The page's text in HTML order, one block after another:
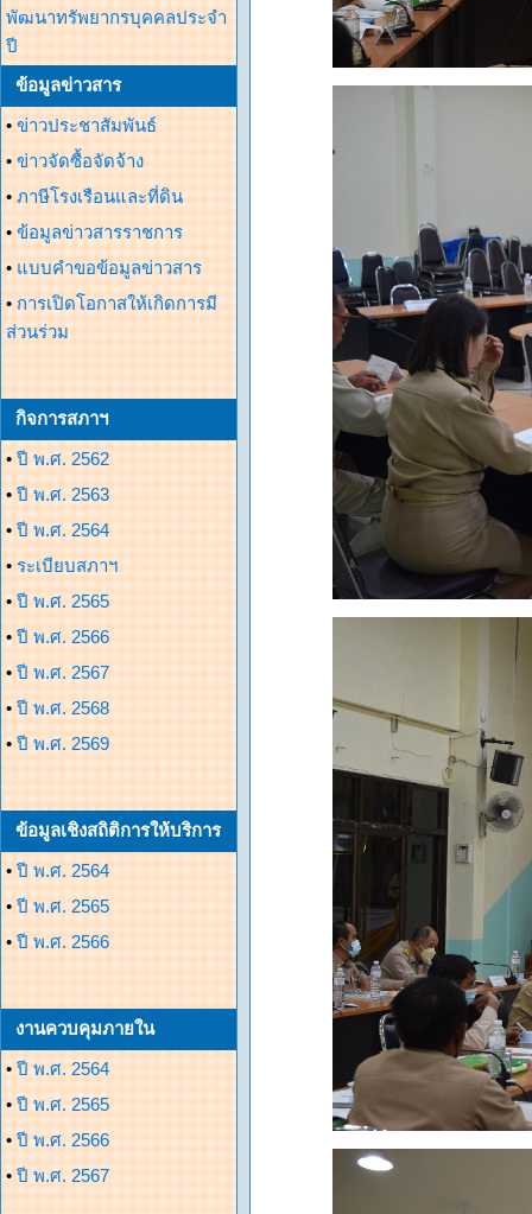
พัฒนาทรัพยากรบุคคลประจำ
ปี
ข้อมูลข่าวสาร
• ข่าวประชาสัมพันธ์
• ข่าวจัดซื้อจัดจ้าง
• ภาษีโรงเรือนและที่ดิน
• ข้อมูลข่าวสารราชการ
• แบบคำขอข้อมูลข่าวสาร
• การเปิดโอกาสให้เกิดการมี
ส่วนร่วม
กิจการสภาฯ
• ปี พ.ศ. 2562
• ปี พ.ศ. 2563
• ปี พ.ศ. 2564
• ระเบียบสภาฯ
• ปี พ.ศ. 2565
• ปี พ.ศ. 2566
• ปี พ.ศ. 2567
• ปี พ.ศ. 2568
• ปี พ.ศ. 2569
ข้อมูลเชิงสถิติการให้บริการ
• ปี พ.ศ. 2564
• ปี พ.ศ. 2565
• ปี พ.ศ. 2566
งานควบคุมภายใน
• ปี พ.ศ. 2564
• ปี พ.ศ. 2565
• ปี พ.ศ. 2566
• ปี พ.ศ. 2567